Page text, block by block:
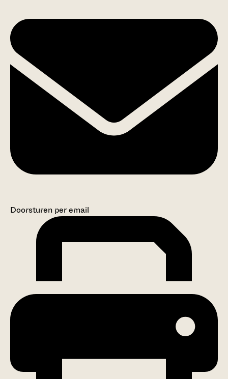
Doorsturen per email